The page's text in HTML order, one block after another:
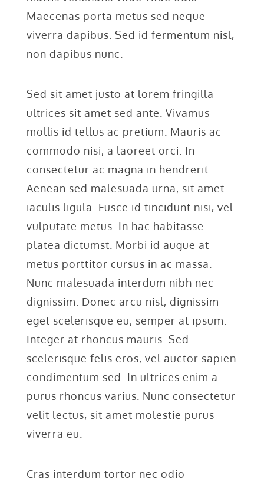
Maecenas porta metus sed neque
viverra dapibus. Sed id fermentum nisl,
non dapibus nunc.
Sed sit amet justo at lorem fringilla
ultrices sit amet sed ante. Vivamus
mollis id tellus ac pretium. Mauris ac
commodo nisi, a laoreet orci. In
consectetur ac magna in hendrerit.
Aenean sed malesuada urna, sit amet
iaculis ligula. Fusce id tincidunt nisi, vel
vulputate metus. In hac habitasse
platea dictumst. Morbi id augue at
metus porttitor cursus in ac massa.
Nunc malesuada interdum nibh nec
dignissim. Donec arcu nisl, dignissim
eget scelerisque eu, semper at ipsum.
Integer at rhoncus mauris. Sed
scelerisque felis eros, vel auctor sapien
condimentum sed. In ultrices enim a
purus rhoncus varius. Nunc consectetur
velit lectus, sit amet molestie purus
viverra eu.
Cras interdum tortor nec odio